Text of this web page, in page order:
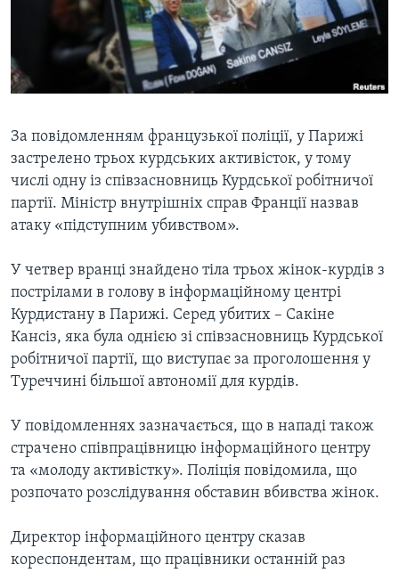
СУСПІЛЬСТВО
ЕКОНОМІКА
ІСТОРІЇ УСПІХУ УКРАЇНЦІВ
ТЕЛЕПРОГРАМИ
ЧАС-TIME
СТУДІЯ ВАШИНГТОН
ВІКНО В АМЕРИКУ
ПРАЙМ-ТАЙМ
ПОГЛЯД З ВАШИНГТОНА
ENGLISH
МИ В СОЦМЕРЕЖАХ
За повідомленням французької поліції, у Парижі
застрелено трьох курдських активісток, у тому
числі одну із співзасновниць Курдської робітничої
партії. Міністр внутрішніх справ Франції назвав
атаку «підступним убивством».
У четвер вранці знайдено тіла трьох жінок-курдів з
пострілами в голову в інформаційному центрі
Курдистану в Парижі. Серед убитих – Сакіне
Кансіз, яка була однією зі співзасновниць Курдської
робітничої партії, що виступає за проголошення у
Туреччині більшої автономії для курдів.
У повідомленнях зазначається, що в нападі також
страчено співпрацівницю інформаційного центру
та «молоду активістку». Поліція повідомила, що
розпочато розслідування обставин вбивства жінок.
Директор інформаційного центру сказав
кореспондентам, що працівники останній раз